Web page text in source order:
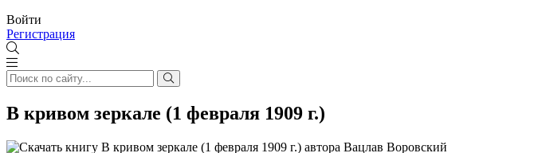
Войти
Регистрация
В кривом зеркале (1 февраля 1909 г.)